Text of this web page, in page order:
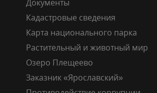
Документы
Кадастровые сведения
Карта национального парка
Растительный и животный мир
Озеро Плещеево
Заказник «Ярославский»